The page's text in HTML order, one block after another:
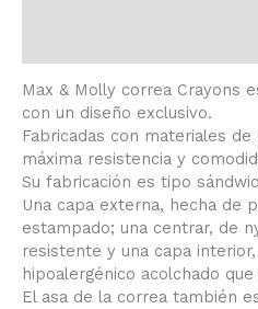
Max & Molly correa Crayons
con un diseño exclusivo.
Fabricadas con materiales
máxima resistencia y
Su fabricación es tipo
Una capa externa, hecha de
estampado; una centrar, de
resistente y una capa
hipoalergénico acolchado
El asa de la correa también